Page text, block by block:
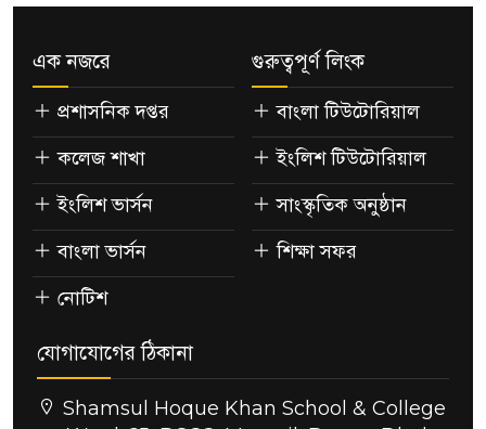
এক নজরে
প্রশাসনিক দপ্তর
কলেজ শাখা
ইংলিশ ভার্সন
বাংলা ভার্সন
নোটিশ
গুরুত্বপূর্ণ লিংক
বাংলা টিউটোরিয়াল
ইংলিশ টিউটোরিয়াল
সাংস্কৃতিক অনুষ্ঠান
শিক্ষা সফর
যোগাযোগের ঠিকানা
Shamsul Hoque Khan School & College